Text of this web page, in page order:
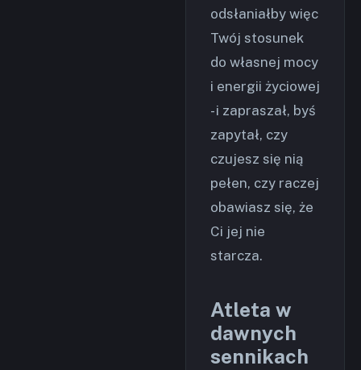
odsłaniałby więc
Twój stosunek
do własnej mocy
i energii życiowej
- i zapraszał, byś
zapytał, czy
czujesz się nią
pełen, czy raczej
obawiasz się, że
Ci jej nie
starcza.
Atleta w
dawnych
sennikach